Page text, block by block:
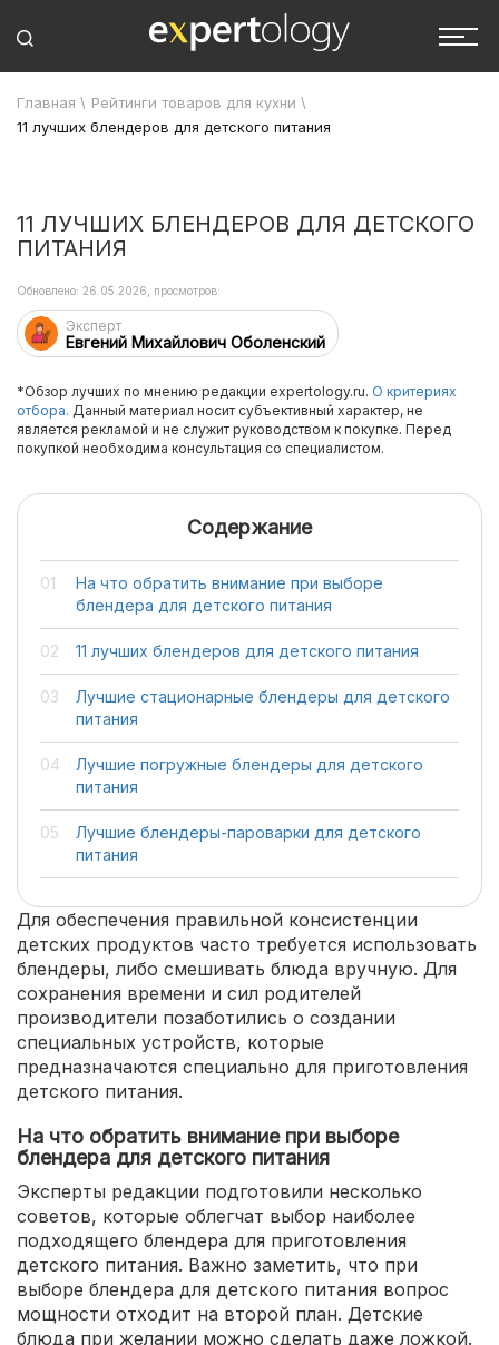
Главная \ Рейтинги товаров для кухни \
11 лучших блендеров для детского питания
11 ЛУЧШИХ БЛЕНДЕРОВ ДЛЯ ДЕТСКОГО
ПИТАНИЯ
Эксперт
Евгений Михайлович Оболенский
Обновлено: 26.05.2026, просмотров:
*Обзор лучших по мнению редакции expertology.ru. О критериях
отбора. Данный материал носит субъективный характер, не
является рекламой и не служит руководством к покупке. Перед
покупкой необходима консультация со специалистом.
Содержание
На что обратить внимание при выборе
блендера для детского питания
11 лучших блендеров для детского питания
Лучшие стационарные блендеры для детского
питания
Лучшие погружные блендеры для детского
питания
Лучшие блендеры-пароварки для детского
питания
Для обеспечения правильной консистенции
детских продуктов часто требуется использовать
блендеры, либо смешивать блюда вручную. Для
сохранения времени и сил родителей
производители позаботились о создании
специальных устройств, которые
предназначаются специально для приготовления
детского питания.
На что обратить внимание при выборе
блендера для детского питания
Эксперты редакции подготовили несколько
советов, которые облегчат выбор наиболее
подходящего блендера для приготовления
детского питания. Важно заметить, что при
выборе блендера для детского питания вопрос
мощности отходит на второй план. Детские
блюда при желании можно сделать даже ложкой.